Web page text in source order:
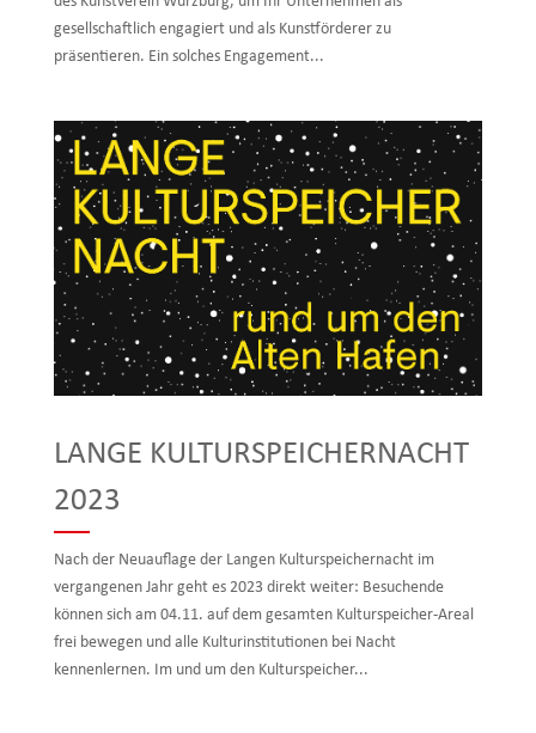
gesellschaftlich engagiert und als Kunstförderer zu
präsentieren. Ein solches Engagement...
LANGE KULTURSPEICHERNACHT
2023
Nach der Neuauflage der Langen Kulturspeichernacht im
vergangenen Jahr geht es 2023 direkt weiter: Besuchende
können sich am 04.11. auf dem gesamten Kulturspeicher-Areal
frei bewegen und alle Kulturinstitutionen bei Nacht
kennenlernen. Im und um den Kulturspeicher...